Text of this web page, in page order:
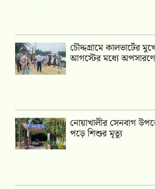
চৌদ্দগ্রামে কালভার্টের
আগস্টের মধ্যে
নোয়াখালীর সেনবাগ
পড়ে শিশুর মৃত্যু